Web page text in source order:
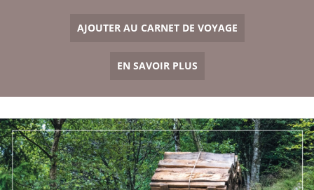
AJOUTER AU CARNET DE VOYAGE
EN SAVOIR PLUS